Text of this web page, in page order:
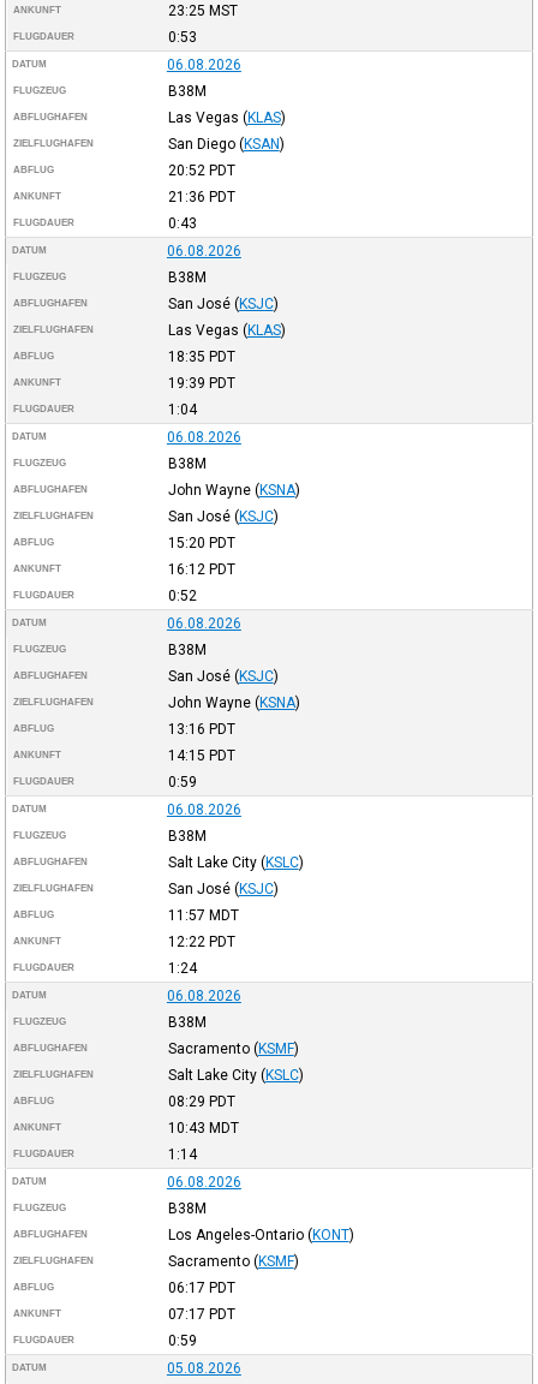
ANKUNFT 23:25 MST
FLUGDAUER 0:53
DATUM 06.08.2026
FLUGZEUG B38M
ABFLUGHAFEN Las Vegas (KLAS)
ZIELFLUGHAFEN San Diego (KSAN)
ABFLUG 20:52 PDT
ANKUNFT 21:36 PDT
FLUGDAUER 0:43
DATUM 06.08.2026
FLUGZEUG B38M
ABFLUGHAFEN San José (KSJC)
ZIELFLUGHAFEN Las Vegas (KLAS)
ABFLUG 18:35 PDT
ANKUNFT 19:39 PDT
FLUGDAUER 1:04
DATUM 06.08.2026
FLUGZEUG B38M
ABFLUGHAFEN John Wayne (KSNA)
ZIELFLUGHAFEN San José (KSJC)
ABFLUG 15:20 PDT
ANKUNFT 16:12 PDT
FLUGDAUER 0:52
DATUM 06.08.2026
FLUGZEUG B38M
ABFLUGHAFEN San José (KSJC)
ZIELFLUGHAFEN John Wayne (KSNA)
ABFLUG 13:16 PDT
ANKUNFT 14:15 PDT
FLUGDAUER 0:59
DATUM 06.08.2026
FLUGZEUG B38M
ABFLUGHAFEN Salt Lake City (KSLC)
ZIELFLUGHAFEN San José (KSJC)
ABFLUG 11:57 MDT
ANKUNFT 12:22 PDT
FLUGDAUER 1:24
DATUM 06.08.2026
FLUGZEUG B38M
ABFLUGHAFEN Sacramento (KSMF)
ZIELFLUGHAFEN Salt Lake City (KSLC)
ABFLUG 08:29 PDT
ANKUNFT 10:43 MDT
FLUGDAUER 1:14
DATUM 06.08.2026
FLUGZEUG B38M
ABFLUGHAFEN Los Angeles-Ontario (KONT)
ZIELFLUGHAFEN Sacramento (KSMF)
ABFLUG 06:17 PDT
ANKUNFT 07:17 PDT
FLUGDAUER 0:59
DATUM 05.08.2026